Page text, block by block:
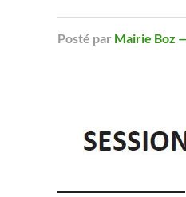
Posté par Mairie Boz